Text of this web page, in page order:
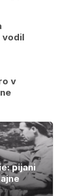
vodil
v
pijani